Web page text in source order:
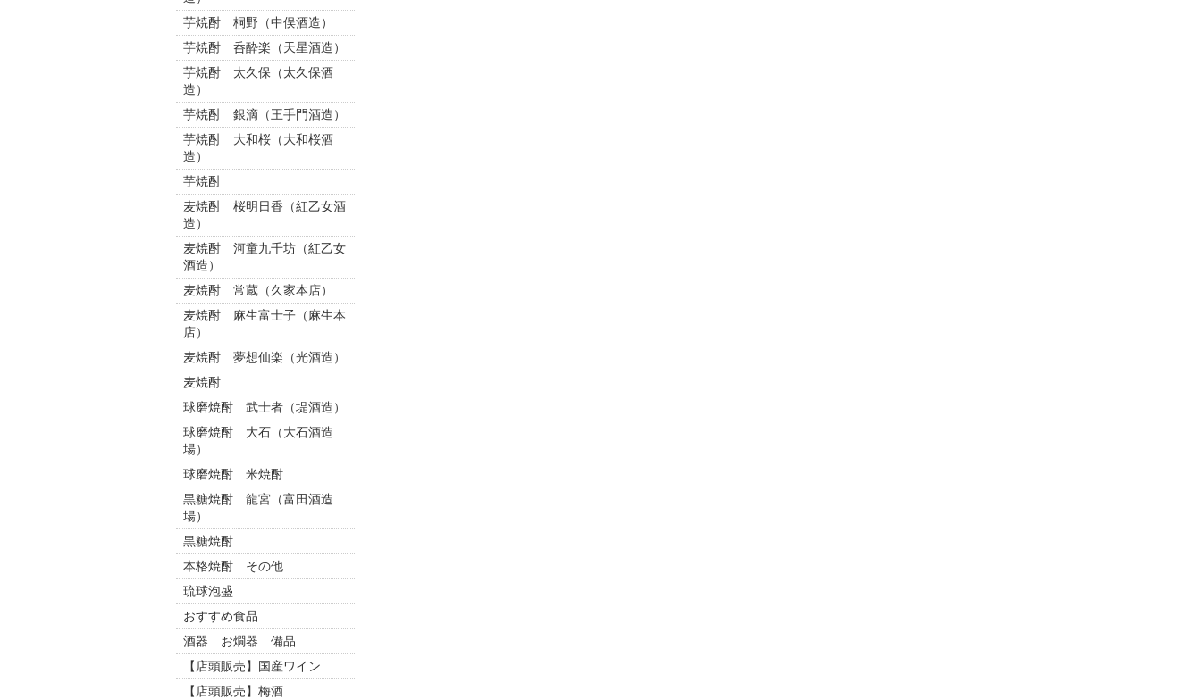
芋焼酎 桐野（中俣酒造）
芋焼酎 呑酔楽（天星酒造）
芋焼酎 太久保（太久保酒
造）
芋焼酎 銀滴（王手門酒造）
芋焼酎 大和桜（大和桜酒
造）
芋焼酎
麦焼酎 桜明日香（紅乙女酒
造）
麦焼酎 河童九千坊（紅乙女
酒造）
麦焼酎 常蔵（久家本店）
麦焼酎 麻生富士子（麻生本
店）
麦焼酎 夢想仙楽（光酒造）
麦焼酎
球磨焼酎 武士者（堤酒造）
球磨焼酎 大石（大石酒造
場）
球磨焼酎 米焼酎
黒糖焼酎 龍宮（富田酒造
場）
黒糖焼酎
本格焼酎 その他
琉球泡盛
おすすめ食品
酒器 お燗器 備品
【店頭販売】国産ワイン
【店頭販売】梅酒